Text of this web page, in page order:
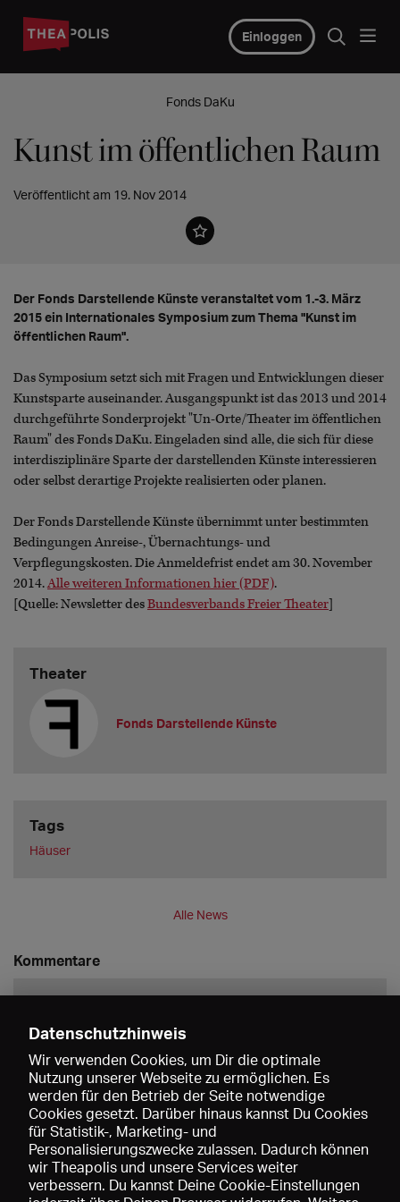
Einloggen
Fonds DaKu
Kunst im öffentlichen Raum
Veröffentlicht am 19. Nov 2014
Der Fonds Darstellende Künste veranstaltet vom 1.-3. März
2015 ein Internationales Symposium zum Thema "Kunst im
öffentlichen Raum".
Das Symposium setzt sich mit Fragen und Entwicklungen dieser
Kunstsparte auseinander. Ausgangspunkt ist das 2013 und 2014
durchgeführte Sonderprojekt "Un-Orte/Theater im öffentlichen
Raum" des Fonds DaKu. Eingeladen sind alle, die sich für diese
interdisziplinäre Sparte der darstellenden Künste interessieren
oder selbst derartige Projekte realisierten oder planen.
Der Fonds Darstellende Künste übernimmt unter bestimmten
Bedingungen Anreise-, Übernachtungs- und
Verpflegungskosten. Die Anmeldefrist endet am 30. November
2014.Alle weiteren Informationen hier (PDF).
[Quelle: Newsletter desBundesverbands Freier Theater]
Theater
Fonds Darstellende Künste
Tags
Häuser
Alle News
Kommentare
Speichern
Datenschutzhinweis
Wir verwenden Cookies, um Dir die optimale
Nutzung unserer Webseite zu ermöglichen. Es
werden für den Betrieb der Seite notwendige
Cookies gesetzt. Darüber hinaus kannst Du Cookies
für Statistik-, Marketing- und
Personalisierungszwecke zulassen. Dadurch können
wir Theapolis und unsere Services weiter
verbessern. Du kannst Deine Cookie-Einstellungen